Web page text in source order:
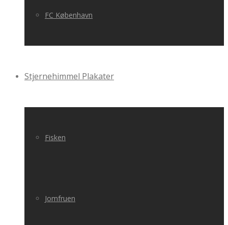
FC København
Stjernehimmel Plakater
Fisken
Jomfruen